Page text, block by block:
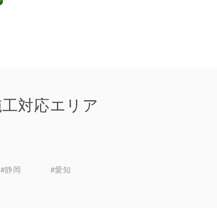
対応エリア
#静岡 #愛知